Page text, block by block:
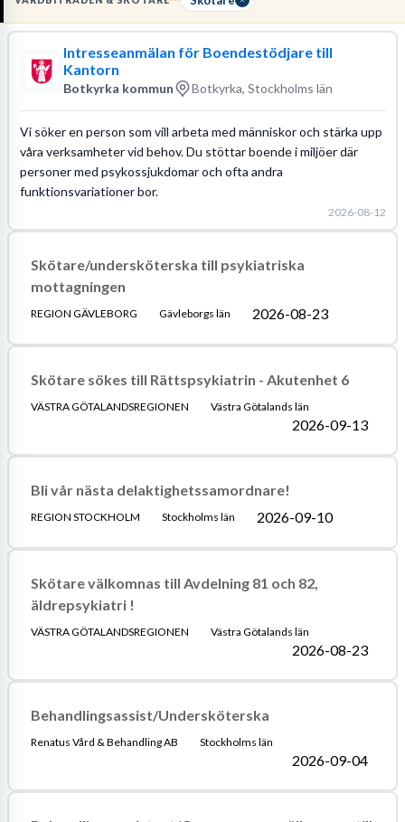
journalföring i digitala system.
Läs mer om yrket:
Löneguide Arbetsuppgifter
Intresseanmälan för Boendestödjare till
Kantorn
Botkyrka kommun Botkyrka, Stockholms län
Vi söker en person som vill arbeta med människor och stärka upp
våra verksamheter vid behov. Du stöttar boende i miljöer där
personer med psykossjukdomar och ofta andra
funktionsvariationer bor.
2026-08-12
Skötare/undersköterska till psykiatriska
mottagningen
REGION GÄVLEBORG Gävleborgs län 2026-08-23
Skötare sökes till Rättspsykiatrin - Akutenhet 6
VÄSTRA GÖTALANDSREGIONEN Västra Götalands län
2026-09-13
Bli vår nästa delaktighetssamordnare!
REGION STOCKHOLM Stockholms län 2026-09-10
Skötare välkomnas till Avdelning 81 och 82,
äldrepsykiatri !
VÄSTRA GÖTALANDSREGIONEN Västra Götalands län
2026-08-23
Behandlingsassist/Undersköterska
Renatus Vård & Behandling AB Stockholms län
2026-09-04